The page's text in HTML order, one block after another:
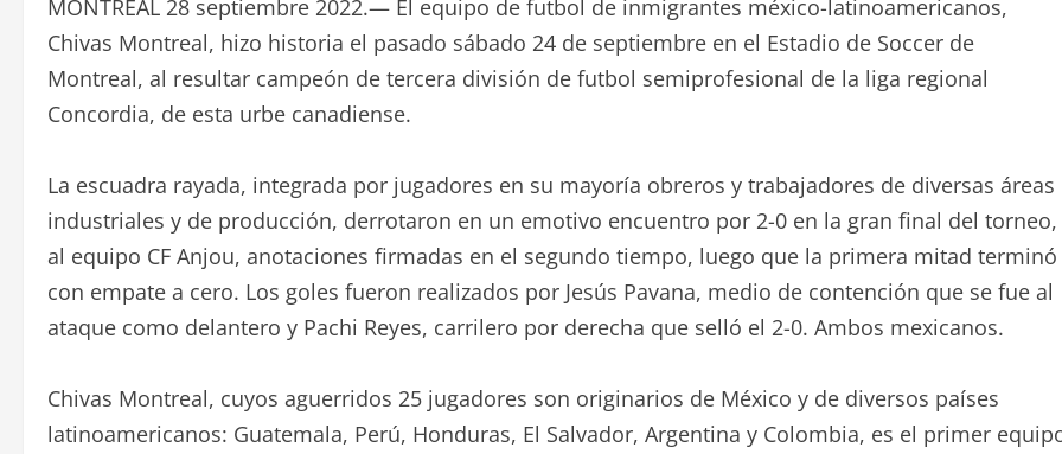
MONTREAL 28 septiembre 2022.— El equipo de futbol de inmigrantes méxico-latinoamericanos,
Chivas Montreal, hizo historia el pasado sábado 24 de septiembre en el Estadio de Soccer de
Montreal, al resultar campeón de tercera división de futbol semiprofesional de la liga regional
Concordia, de esta urbe canadiense.
La escuadra rayada, integrada por jugadores en su mayoría obreros y trabajadores de diversas áreas
industriales y de producción, derrotaron en un emotivo encuentro por 2-0 en la gran final del torneo,
al equipo CF Anjou, anotaciones firmadas en el segundo tiempo, luego que la primera mitad terminó
con empate a cero. Los goles fueron realizados por Jesús Pavana, medio de contención que se fue al
ataque como delantero y Pachi Reyes, carrilero por derecha que selló el 2-0. Ambos mexicanos.
Chivas Montreal, cuyos aguerridos 25 jugadores son originarios de México y de diversos países
latinoamericanos: Guatemala, Perú, Honduras, El Salvador, Argentina y Colombia, es el primer